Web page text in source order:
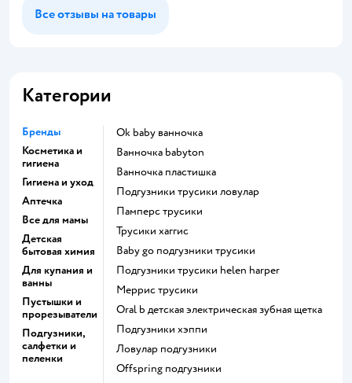
Все отзывы на товары
Категории
Бренды
Косметика и
гигиена
Гигиена и уход
Аптечка
Все для мамы
Детская
бытовая химия
Для купания и
ванны
Пустышки и
прорезыватели
Подгузники,
салфетки и
пеленки
ok baby ванночка
ванночка babyton
ванночка пластишка
подгузники трусики ловулар
памперс трусики
трусики хаггис
baby go подгузники трусики
подгузники трусики helen harper
меррис трусики
oral b детская электрическая зубная щетка
подгузники хэппи
ловулар подгузники
offspring подгузники